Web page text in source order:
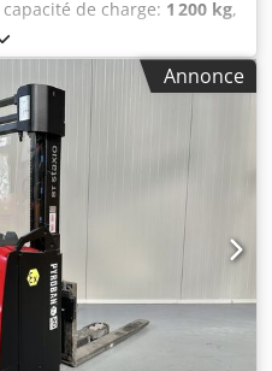
capacité de charge: 1 200 kg,
, levée libre:
mm, longueur des
Dksdpfx Ahjwkk Iyjisr
de la fourche : 180 mm
État technique : Neuf
Ah : 225 Ah
Annonce